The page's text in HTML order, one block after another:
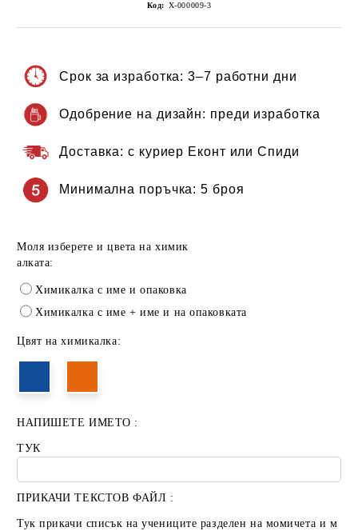
Код: Х-000009-3
Срок за изработка: 3–7 работни дни
Одобрение на дизайн: преди изработка
Доставка: с куриер Еконт или Спиди
Минимална поръчка: 5 броя
Моля изберете и цвета на химик
алката:
Химикалка с име и опаковка
Химикалка с име + име и на опаковката
Цвят на химикалка:
НАПИШЕТЕ ИМЕТО :
ТУК
ПРИКАЧИ ТЕКСТОВ ФАЙЛ :
Тук прикачи списък на учениците разделен на момичета и м